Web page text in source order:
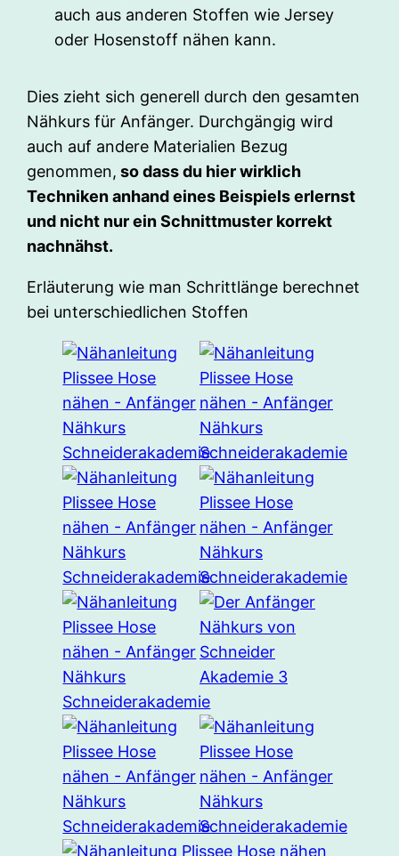
auch aus anderen Stoffen wie Jersey
oder Hosenstoff nähen kann.
Dies zieht sich generell durch den gesamten
Nähkurs für Anfänger. Durchgängig wird
auch auf andere Materialien Bezug
genommen, so dass du hier wirklich
Techniken anhand eines Beispiels erlernst
und nicht nur ein Schnittmuster korrekt
nachnähst.
Erläuterung wie man Schrittlänge berechnet
bei unterschiedlichen Stoffen